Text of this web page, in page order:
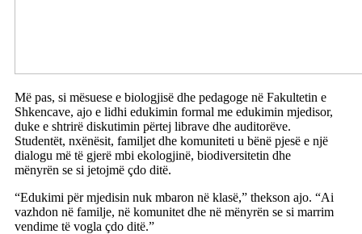
Më pas, si mësuese e biologjisë dhe pedagoge në Fakultetin e
Shkencave, ajo e lidhi edukimin formal me edukimin mjedisor,
duke e shtrirë diskutimin përtej librave dhe auditorëve.
Studentët, nxënësit, familjet dhe komuniteti u bënë pjesë e një
dialogu më të gjerë mbi ekologjinë, biodiversitetin dhe
mënyrën se si jetojmë çdo ditë.
“Edukimi për mjedisin nuk mbaron në klasë,” thekson ajo. “Ai
vazhdon në familje, në komunitet dhe në mënyrën se si marrim
vendime të vogla çdo ditë.”